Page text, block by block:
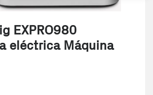
EXPRO980
eléctrica Máquina